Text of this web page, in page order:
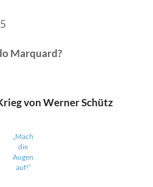
Marquard?
von Werner Schütz
„Mach
die
Augen
auf!“